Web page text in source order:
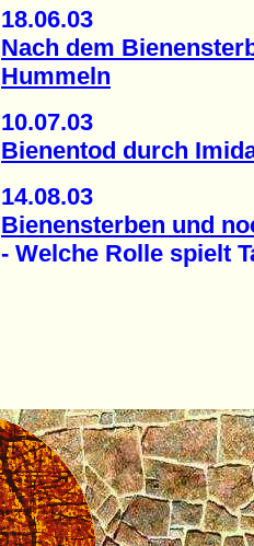
18.06.03
Nach dem
Hummeln
10.07.03
Bienentod durch
14.08.03
Bienensterben und
- Welche Rolle spielt